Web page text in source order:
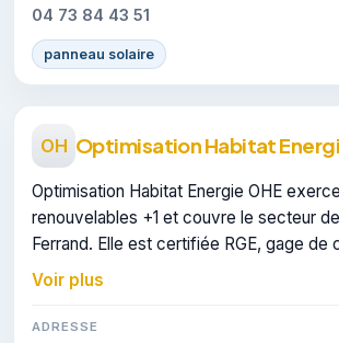
04 73 84 43 51
panneau solaire
OH Optimisation Habitat
Optimisation Habitat Energie OHE
renouvelables +1 et couvre le secteur de Clermont-
Ferrand. Elle est certifiée RGE, gage de
les interventions réalisées.
Voir plus
ADRESSE